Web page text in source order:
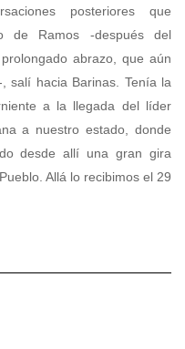
posteriores que
de Ramos -después del
abrazo, que aún
salí hacia Barinas. Tenía la
a la llegada del líder
a nuestro estado, donde
desde allí una gran gira
Allá lo recibimos el 29